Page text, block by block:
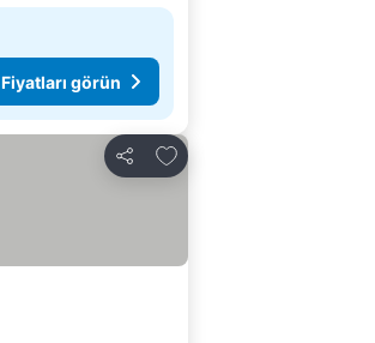
Fiyatları görün
Paylaş
Favorilerime ekle